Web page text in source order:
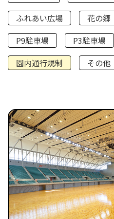
ふれあい広場
花の郷
P9駐車場
P3駐車場
園内通行規制
その他